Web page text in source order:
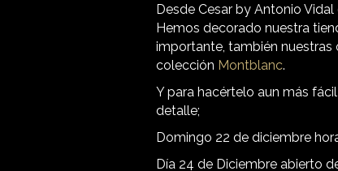
Desde Cesar by Antonio
Hemos decorado nuestra
importante, también nuestras
colección Montblanc.
Y para hacértelo aun más
detalle;
Domingo 22 de diciembre
Día 24 de Diciembre abierto